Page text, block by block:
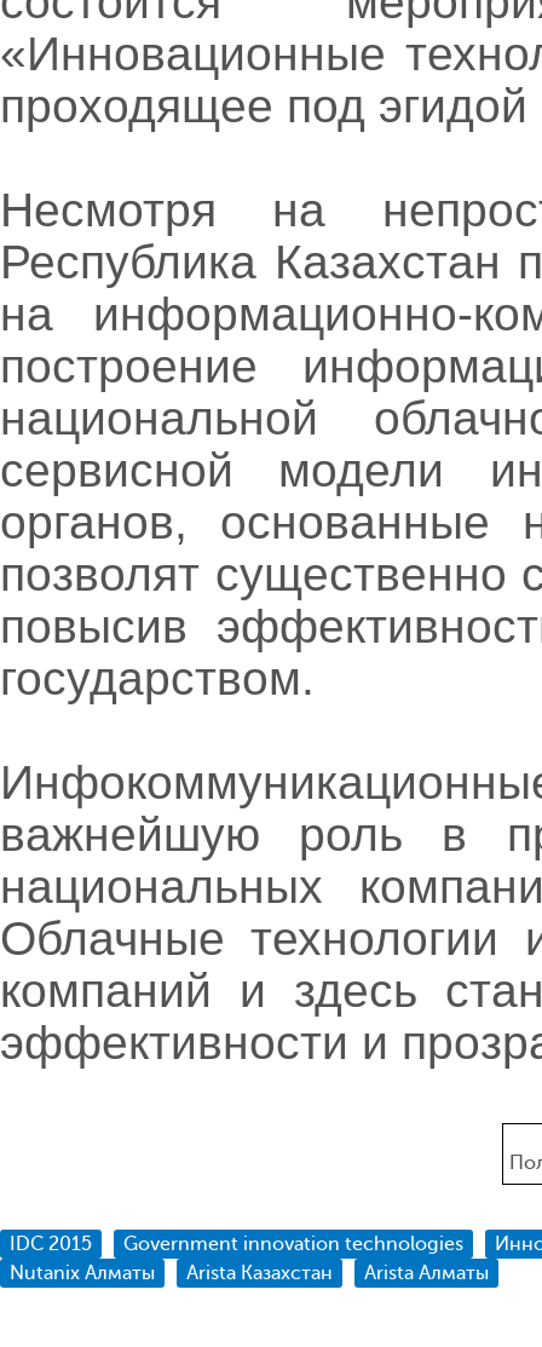
«Инновационные
проходящее под
Несмотря на
Республика Казахстан
на информационно-
построение
национальной
сервисной модели
органов, основанные
позволят существенно
повысив
государством.
важнейшую роль в
национальных
Облачные технологии
компаний и здесь
эффективности и
IDC 2015 Government innovation technologies
Nutanix Алматы
Arista Казахстан Arista Алматы